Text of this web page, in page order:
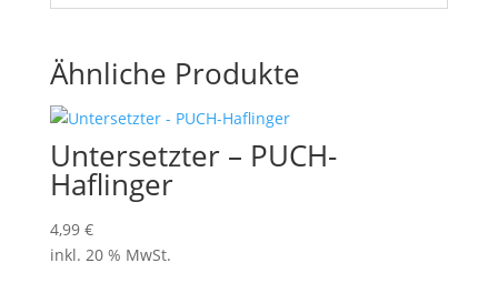
Ähnliche Produkte
Untersetzter – PUCH-
Haflinger
4,99 €
inkl. 20 % MwSt.